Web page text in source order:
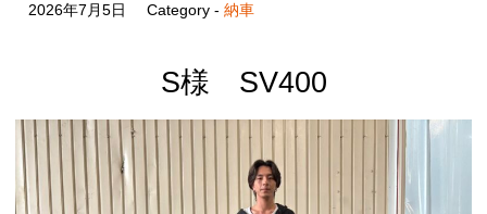
2026年7月5日 Category - 納車
S様 SV400